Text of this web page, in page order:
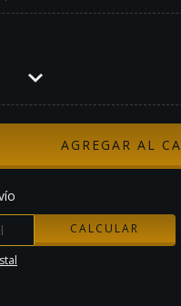
CALCULAR